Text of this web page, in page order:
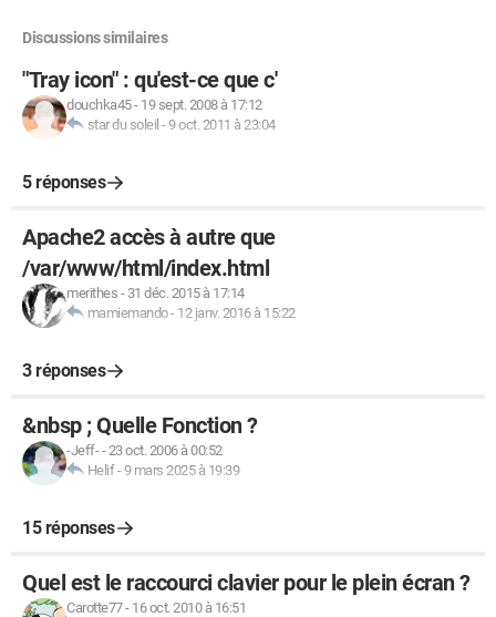
Discussions similaires
"Tray icon" : qu'est-ce que c'
douchka45- 19 sept. 2008 à 17:12
star du soleil -9 oct. 2011 à 23:04
5 réponses
Apache2 accès à autre que
/var/www/html/index.html
merithes - 31 déc. 2015 à 17:14
mamiemando- 12 janv. 2016 à 15:22
3 réponses
&nbsp ; Quelle Fonction ?
-Jeff--23 oct. 2006 à 00:52
Helif-9 mars 2025 à 19:39
15 réponses
Quel est le raccourci clavier pour le plein écran ?
Carotte77- 16 oct. 2010 à 16:51